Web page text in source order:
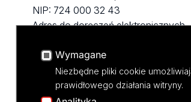
NIP: 724 000 32 43
Adres do doręczeń elektronicznych
KONTAKT
Wymagane
Niezbędne pliki cookie
prawidłowego działania witryny.